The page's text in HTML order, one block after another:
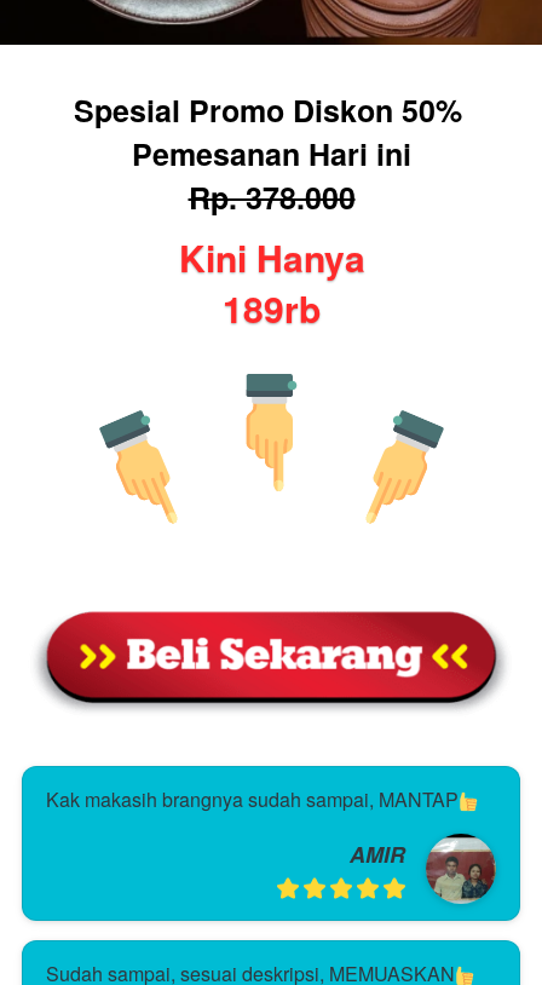
Spesial Promo Diskon 50%
Pemesanan Hari ini
Rp. 378.000
Kini Hanya
189rb
Kak makasih brangnya sudah sampai, MANTAP
AMIR
Sudah sampai, sesuai deskripsi, MEMUASKAN